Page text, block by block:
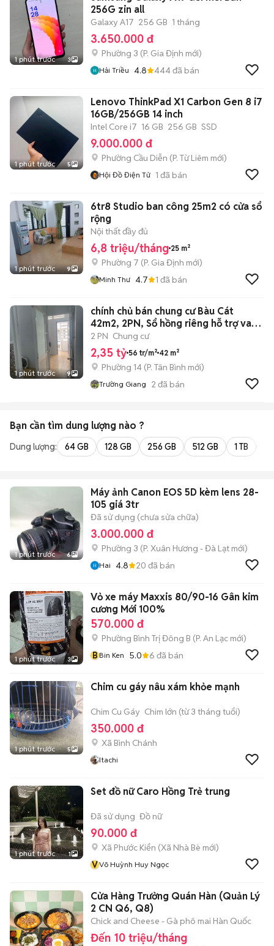
1 phút trước 3
256G zin all
Galaxy A17 256 GB 1 tháng
3.650.000 đ
Phường 3 (P. Gia Định mới)
Hải Triều 4.8 444đã bán
1 phút trước 5
Lenovo ThinkPad X1 Carbon Gen 8 i7
16GB/256GB 14 inch
Intel Core i7 16 GB 256 GB SSD
9.000.000 đ
Phường Cầu Diễn (P. Từ Liêm mới)
Hội Đồ Điện Tử 1 đã bán
1 phút trước 9
6tr8 Studio ban công 25m2 có cửa sổ
rộng
Nội thất đầy đủ
6,8 triệu/tháng 25 m²
Phường 7 (P. Gia Định mới)
Minh Thư 4.7 1 đã bán
1 phút trước 9
chính chủ bán chung cư Bàu Cát
42m2, 2PN, Sổ hồng riêng hỗ trợ vay
NH
2 PN Chung cư
2,35 tỷ 56 tr/m² 42 m²
Phường 14 (P. Tân Bình mới)
Trường Giang 2 đã bán
Bạn cần tìm dung lượng nào ?
Dung lượng: 64 GB 128 GB 256 GB 512 GB 1 TB
1 phút trước 6
Máy ảnh Canon EOS 5D kèm lens 28-
105 giá 3tr
Đã sử dụng (chưa sửa chữa)
3.000.000 đ
Phường 3 (P. Xuân Hương - Đà Lạt mới)
Hai 4.8 20 đã bán
1 phút trước 3
Vỏ xe máy Maxxis 80/90-16 Gân kim
cương Mới 100%
570.000 đ
Phường Bình Trị Đông B (P. An Lạc mới)
BBin Ken 5.0 6 đã bán
1 phút trước 5
Chim cu gáy nâu xám khỏe mạnh
Chim Cu Gáy Chim lớn (từ 3 tháng tuổi)
350.000 đ
Xã Bình Chánh
Itachi
1 phút trước 1
Set đồ nữ Caro Hồng Trẻ trung
Đã sử dụng Đồ nữ
90.000 đ
Xã Phước Kiển (Xã Nhà Bè mới)
VVõ Huỳnh Huy Ngọc
Cửa Hàng Trưởng Quán Hàn (Quản Lý
2 CN Q6, Q8)
Chick and Cheese - Gà phô mai Hàn Quốc
Đến 10 triệu/tháng